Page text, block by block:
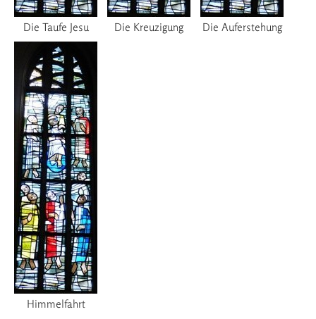
Die Taufe Jesu Die Kreuzigung Die Auferstehung
Himmelfahrt